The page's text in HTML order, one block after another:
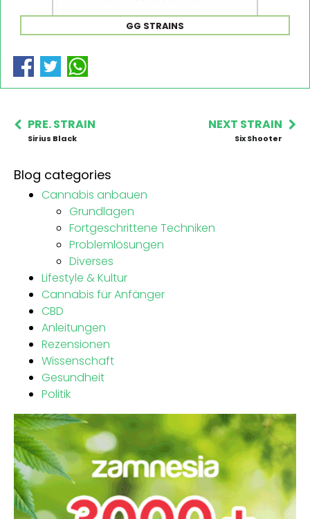
GG STRAINS
PRE. STRAIN
Sirius Black
NEXT STRAIN
Six Shooter
Blog categories
Cannabis anbauen
Grundlagen
Fortgeschrittene Techniken
Problemlösungen
Diverses
Lifestyle & Kultur
Cannabis für Anfänger
CBD
Anleitungen
Rezensionen
Wissenschaft
Gesundheit
Politik